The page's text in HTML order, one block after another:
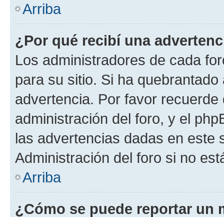
Arriba
¿Por qué recibí una
Los administradores de cada
para su sitio. Si ha
advertencia. Por favor
administración del foro, y el
las advertencias dadas en este
Administración del foro si no
Arriba
¿Cómo se puede reportar un